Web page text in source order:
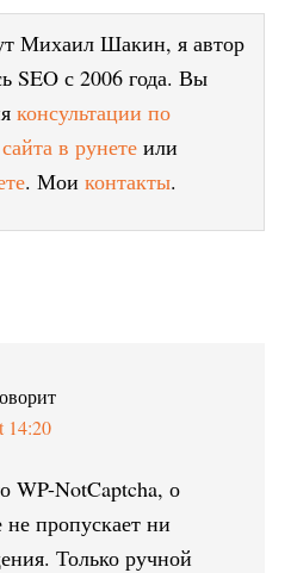
Михаил Шакин, я автор
SEO с 2006 года. Вы
консультации по
в рунете или
. Моиконтакты.
14:20
WP-NotCaptcha, о
пропускает ни
Только ручной